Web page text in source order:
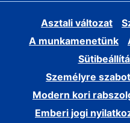
Asztali változat
A munkamenetünk
Személyre
Modern kori
Emberi jogi